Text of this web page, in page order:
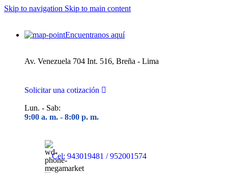
Skip to navigation Skip to main content
Encuentranos aquí
Av. Venezuela 704 Int. 516, Breña - Lima
Solicitar una cotización
Lun. - Sab:
9:00 a. m. - 8:00 p. m.
Cel: 943019481 / 952001574